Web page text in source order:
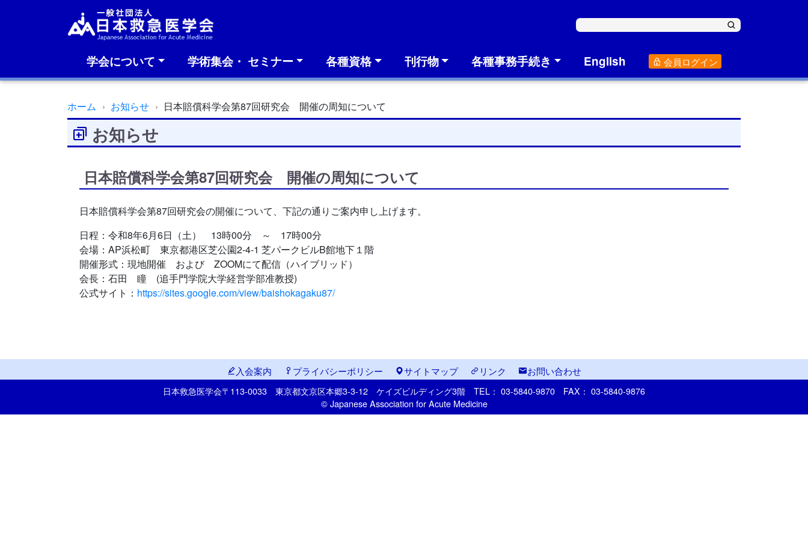
学会について 学術集会・ セミナー 各種資格 刊行物 各種事務手続き English 会員ログイン
ホーム お知らせ 日本賠償科学会第87回研究会 開催の周知について
お知らせ
日本賠償科学会第87回研究会 開催の周知について
日本賠償科学会第87回研究会の開催について、下記の通りご案内申し上げます。
日程：令和8年6月6日（土） 13時00分 ～ 17時00分
会場：AP浜松町 東京都港区芝公園2-4-1 芝パークビルB館地下１階
開催形式：現地開催 および ZOOMにて配信（ハイブリッド）
会長：石田 瞳 (追手門学院大学経営学部准教授)
公式サイト： https://sites.google.com/view/baishokagaku87/
入会案内 プライバシーポリシー サイトマップ リンク お問い合わせ
日本救急医学会〒113-0033 東京都文京区本郷3-3-12 ケイズビルディング3階 TEL： 03-5840-9870 FAX： 03-5840-9876
© Japanese Association for Acute Medicine